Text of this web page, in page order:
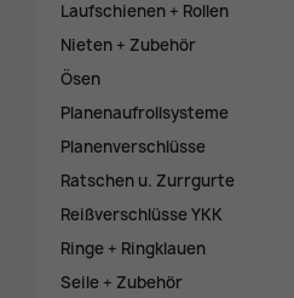
Laufschienen + Rollen
Nieten + Zubehör
Ösen
Planenaufrollsysteme
Planenverschlüsse
Ratschen u. Zurrgurte
Reißverschlüsse YKK
Ringe + Ringklauen
Seile + Zubehör